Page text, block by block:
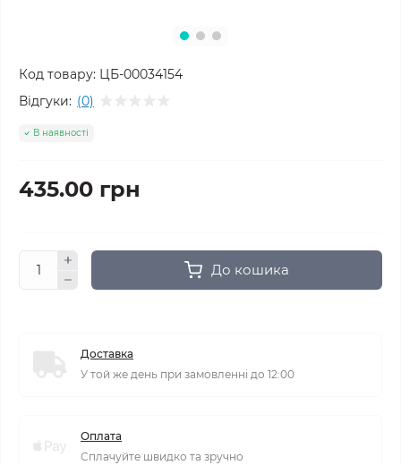
Код товару: ЦБ-00034154
Відгуки: (0)
В наявності
435.00 грн
До кошика
Доставка
У той же день при замовленні до 12:00
Оплата
Сплачуйте швидко та зручно